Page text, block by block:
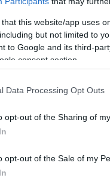
that this website/app uses
but not limited to
to Google and its third-
consent section.
Data Processing Opt Outs
opt-out of the Sharing of
opt-out of the Sale of my
de forma
general del mercado.
mínimos del10%
económica.